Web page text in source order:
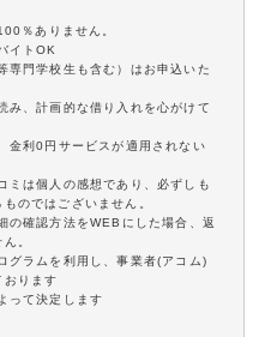
％ありません。
イトOK
専門学校生も含む）はお申込いた
み、計画的な借り入れを心がけて
金利0円サービスが適用されない
ミは個人の感想であり、必ずしも
のではございません。
の確認方法をWEBにした場合、返
。
グラムを利用し、事業者(アコム)
おります
って決定します